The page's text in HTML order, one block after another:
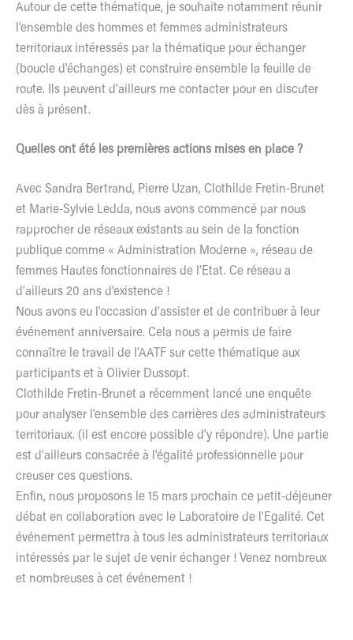
Autour de cette thématique, je souhaite notamment réunir
l’ensemble des hommes et femmes administrateurs
territoriaux intéressés par la thématique pour échanger
(boucle d’échanges) et construire ensemble la feuille de
route. Ils peuvent d’ailleurs me contacter pour en discuter
dès à présent.
Quelles ont été les premières actions mises en place ?
Avec Sandra Bertrand, Pierre Uzan, Clothilde Fretin-Brunet
et Marie-Sylvie Ledda, nous avons commencé par nous
rapprocher de réseaux existants au sein de la fonction
publique comme « Administration Moderne », réseau de
femmes Hautes fonctionnaires de l’Etat. Ce réseau a
d’ailleurs 20 ans d’existence !
Nous avons eu l’occasion d’assister et de contribuer à leur
événement anniversaire. Cela nous a permis de faire
connaître le travail de l’AATF sur cette thématique aux
participants et à Olivier Dussopt.
Clothilde Fretin-Brunet a récemment lancé une enquête
pour analyser l’ensemble des carrières des administrateurs
territoriaux. (il est encore possible d’y répondre). Une partie
est d’ailleurs consacrée à l’égalité professionnelle pour
creuser ces questions.
Enfin, nous proposons le 15 mars prochain ce petit-déjeuner
débat en collaboration avec le Laboratoire de l’Egalité. Cet
événement permettra à tous les administrateurs territoriaux
intéressés par le sujet de venir échanger ! Venez nombreux
et nombreuses à cet événement !